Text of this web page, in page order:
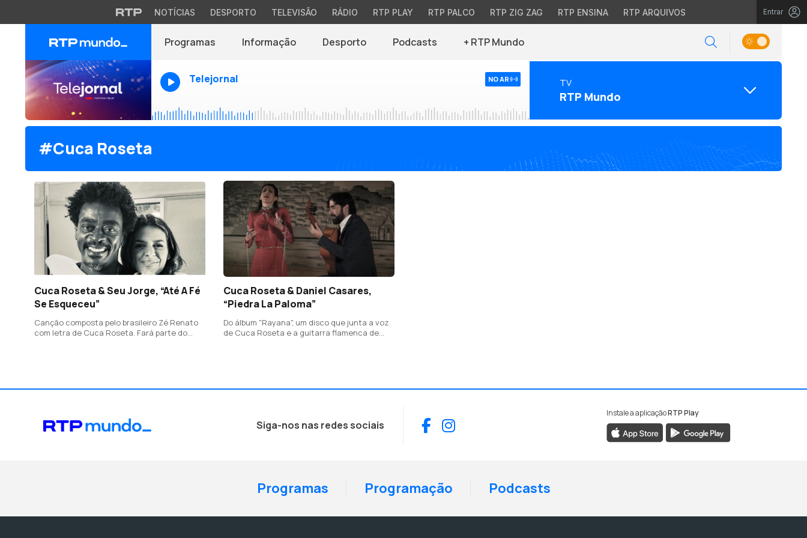
NOTÍCIAS DESPORTO TELEVISÃO RÁDIO RTP PLAY RTP PALCO RTP ZIG ZAG RTP ENSINA RTP ARQUIVOS Entrar
Programas Informação Desporto Podcasts + RTP Mundo
Telejornal NO AR TV
RTP Mundo
#Cuca Roseta
Cuca Roseta & Seu Jorge, “Até A Fé
Se Esqueceu”
Canção composta pelo brasileiro Zé Renato
com letra de Cuca Roseta. Fará parte do
Cuca Roseta & Daniel Casares,
“Piedra La Paloma”
Do álbum "Rayana", um disco que junta a voz
de Cuca Roseta e a guitarra flamenca de
Siga-nos nas redes sociais Facebook
Instagram
Instale a aplicaçãoRTP Play
Programas Programação Podcasts